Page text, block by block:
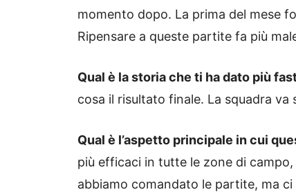
momento dopo. La prima del mese
Ripensare a queste partite fa più
Qual è la storia che ti ha dato più
cosa il risultato finale. La squadra va
Qual è l’aspetto principale in cui
più efficaci in tutte le zone di
abbiamo comandato le partite, ma